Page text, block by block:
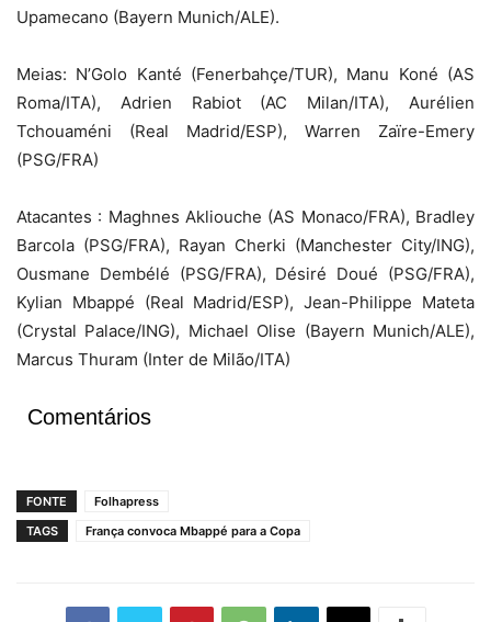
Upamecano (Bayern Munich/ALE).
Meias: N’Golo Kanté (Fenerbahçe/TUR), Manu Koné (AS
Roma/ITA), Adrien Rabiot (AC Milan/ITA), Aurélien
Tchouaméni (Real Madrid/ESP), Warren Zaïre-Emery
(PSG/FRA)
Atacantes : Maghnes Akliouche (AS Monaco/FRA), Bradley
Barcola (PSG/FRA), Rayan Cherki (Manchester City/ING),
Ousmane Dembélé (PSG/FRA), Désiré Doué (PSG/FRA),
Kylian Mbappé (Real Madrid/ESP), Jean-Philippe Mateta
(Crystal Palace/ING), Michael Olise (Bayern Munich/ALE),
Marcus Thuram (Inter de Milão/ITA)
Comentários
FONTE
Folhapress
TAGS
França convoca Mbappé para a Copa